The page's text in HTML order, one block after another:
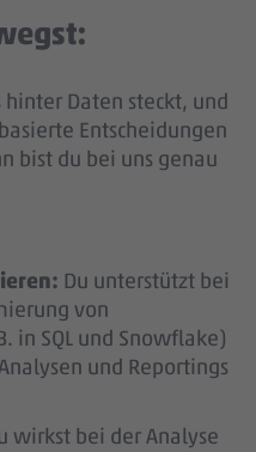
Daten steckt, und
Entscheidungen
bist du bei uns genau
Du unterstützt bei
von
in SQL und Snowflake)
und Reportings
wirkst bei der Analyse